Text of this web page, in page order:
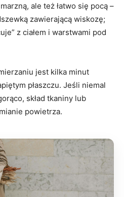
ale też łatwo się pocą –
zawierającą wiskozę;
z ciałem i warstwami pod
jest kilka minut
płaszczu. Jeśli niemal
skład tkaniny lub
powietrza.